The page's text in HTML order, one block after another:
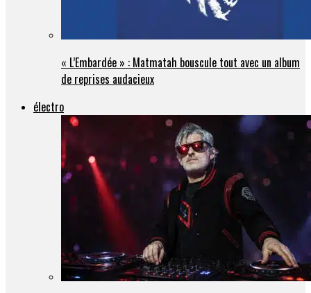
« L’Embardée » : Matmatah bouscule tout avec un album
de reprises audacieux
électro